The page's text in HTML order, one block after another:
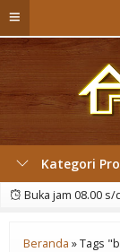
Kategori
Buka jam 08.00 s/
Beranda »Tags